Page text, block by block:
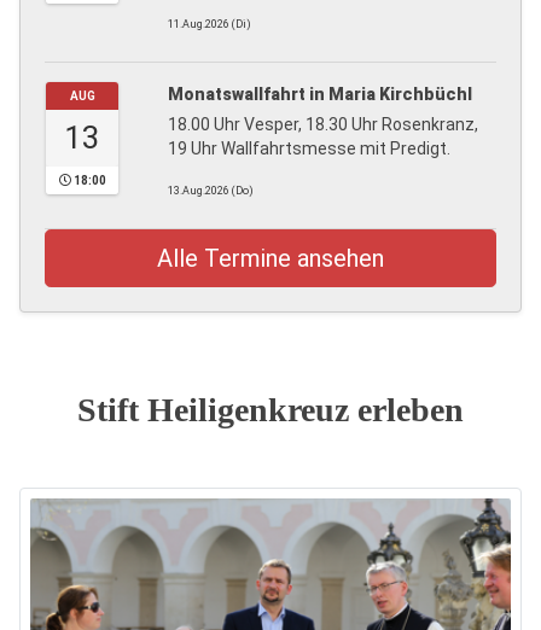
11.Aug.2026 (Di)
AUG
13
18:00
Monatswallfahrt in Maria Kirchbüchl
18.00 Uhr Vesper, 18.30 Uhr Rosenkranz,
19 Uhr Wallfahrtsmesse mit Predigt.
13.Aug.2026 (Do)
Alle Termine ansehen
Stift Heiligenkreuz erleben